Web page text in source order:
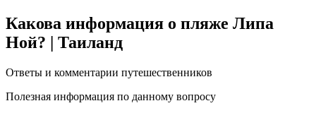
Какова информация о пляже Липа
Ной? | Таиланд
Ответы и комментарии путешественников
Полезная информация по данному вопросу